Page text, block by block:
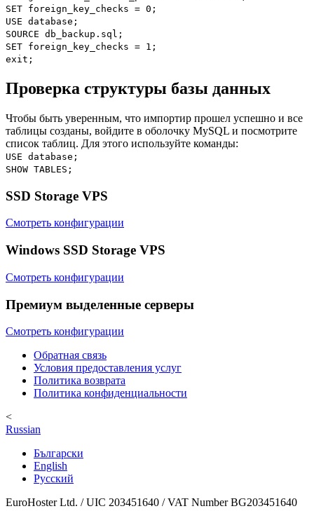
SET foreign_key_checks = 0;
USE database;
SOURCE db_backup.sql;
SET foreign_key_checks = 1;
exit;
Проверка структуры базы данных
Чтобы быть уверенным, что импортир прошел успешно и все
таблицы созданы, войдите в оболочку MySQL и посмотрите
список таблиц. Для этого используйте команды:
USE database;
SHOW TABLES;
SSD Storage VPS
Смотреть конфигурации
Windows SSD Storage VPS
Смотреть конфигурации
Премиум выделенные серверы
Смотреть конфигурации
Обратная связь
Условия предоставления услуг
Политика возврата
Политика конфиденциальности
<
Russian
Български
English
Русский
EuroHoster Ltd. / UIC 203451640 / VAT Number BG203451640